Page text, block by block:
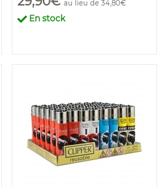
au lieu de 34,80€
En stock